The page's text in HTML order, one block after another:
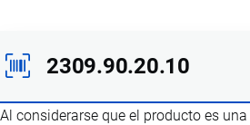
2309.90.20.10
Al considerarse que el producto es una